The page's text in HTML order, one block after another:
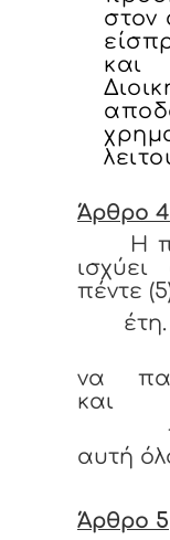
στον
και
Άρθρο 4
Η
πέντε
έτη.
Η
να
και
αυτή
Άρθρο 5